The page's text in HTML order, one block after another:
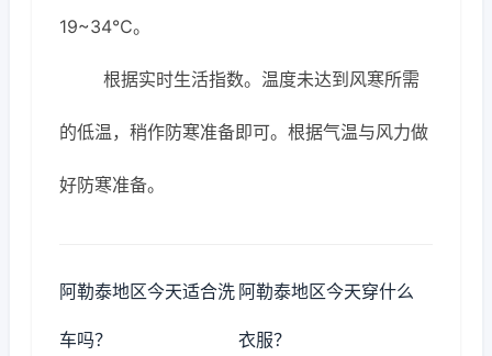
19~34℃。
根据实时生活指数。温度未达到风寒所需
的低温，稍作防寒准备即可。根据气温与风力做
好防寒准备。
阿勒泰地区今天适合洗
车吗？
阿勒泰地区今天穿什么
衣服？